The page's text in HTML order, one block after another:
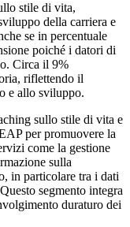
stile di vita,
della carriera e
se in percentuale
poiché i datori di
Circa il 9%
riflettendo il
e allo sviluppo.
sullo stile di vita e
per promuovere la
come la gestione
sulla
in particolare tra i dati
segmento integra
duraturo dei